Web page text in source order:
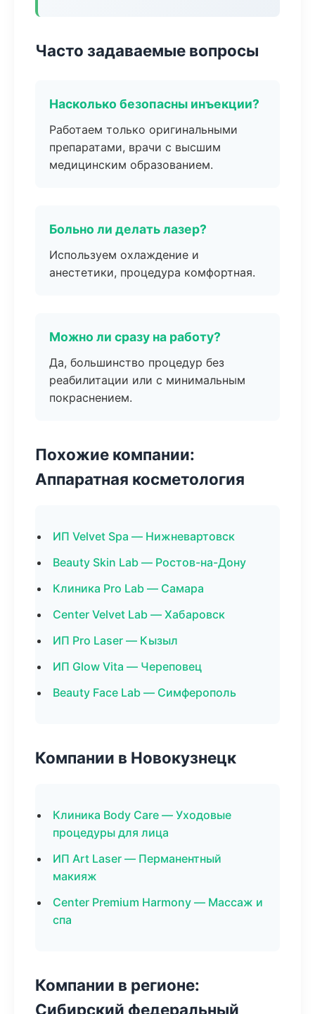
Часто задаваемые вопросы
Насколько безопасны инъекции?
Работаем только оригинальными
препаратами, врачи с высшим
медицинским образованием.
Больно ли делать лазер?
Используем охлаждение и
анестетики, процедура комфортная.
Можно ли сразу на работу?
Да, большинство процедур без
реабилитации или с минимальным
покраснением.
Похожие компании:
Аппаратная косметология
ИП Velvet Spa — Нижневартовск
Beauty Skin Lab — Ростов-на-Дону
Клиника Pro Lab — Самара
Center Velvet Lab — Хабаровск
ИП Pro Laser — Кызыл
ИП Glow Vita — Череповец
Beauty Face Lab — Симферополь
Компании в Новокузнецк
Клиника Body Care — Уходовые
процедуры для лица
ИП Art Laser — Перманентный
макияж
Center Premium Harmony — Массаж и
спа
Компании в регионе:
Сибирский федеральный